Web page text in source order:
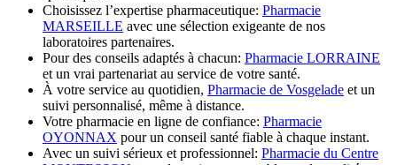
Choisissez l’expertise pharmaceutique: Pharmacie
MARSEILLE avec une sélection exigeante de nos
laboratoires partenaires.
Pour des conseils adaptés à chacun: Pharmacie LORRAINE
et un vrai partenariat au service de votre santé.
À votre service au quotidien, Pharmacie de Vosgelade et un
suivi personnalisé, même à distance.
Votre pharmacie en ligne de confiance: Pharmacie
OYONNAX pour un conseil santé fiable à chaque instant.
Avec un suivi sérieux et professionnel: Pharmacie du Centre